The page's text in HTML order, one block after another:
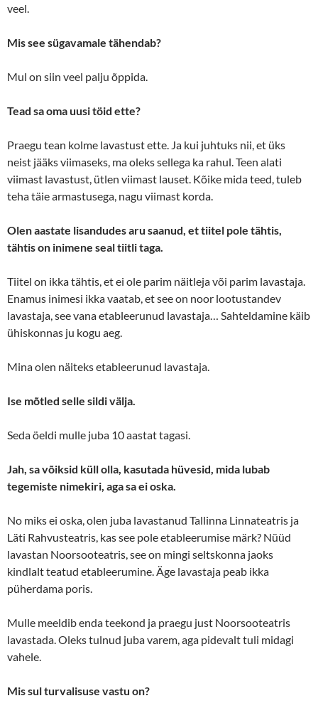
veel.
Mis see sügavamale tähendab?
Mul on siin veel palju õppida.
Tead sa oma uusi töid ette?
Praegu tean kolme lavastust ette. Ja kui juhtuks nii, et üks
neist jääks viimaseks, ma oleks sellega ka rahul. Teen alati
viimast lavastust, ütlen viimast lauset. Kõike mida teed, tuleb
teha täie armastusega, nagu viimast korda.
Olen aastate lisandudes aru saanud, et tiitel pole tähtis,
tähtis on inimene seal tiitli taga.
Tiitel on ikka tähtis, et ei ole parim näitleja või parim lavastaja.
Enamus inimesi ikka vaatab, et see on noor lootustandev
lavastaja, see vana etableerunud lavastaja… Sahteldamine käib
ühiskonnas ju kogu aeg.
Mina olen näiteks etableerunud lavastaja.
Ise mõtled selle sildi välja.
Seda öeldi mulle juba 10 aastat tagasi.
Jah, sa võiksid küll olla, kasutada hüvesid, mida lubab
tegemiste nimekiri, aga sa ei oska.
No miks ei oska, olen juba lavastanud Tallinna Linnateatris ja
Läti Rahvusteatris, kas see pole etableerumise märk? Nüüd
lavastan Noorsooteatris, see on mingi seltskonna jaoks
kindlalt teatud etableerumine. Äge lavastaja peab ikka
püherdama poris.
Mulle meeldib enda teekond ja praegu just Noorsooteatris
lavastada. Oleks tulnud juba varem, aga pidevalt tuli midagi
vahele.
Mis sul turvalisuse vastu on?